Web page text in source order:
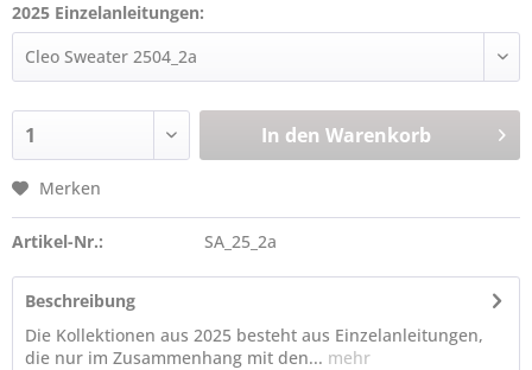
2025 Einzelanleitungen:
In den Warenkorb
Merken
Artikel-Nr.: SA_25_2a
Beschreibung
Die Kollektionen aus 2025 besteht aus Einzelanleitungen,
die nur im Zusammenhang mit den... mehr